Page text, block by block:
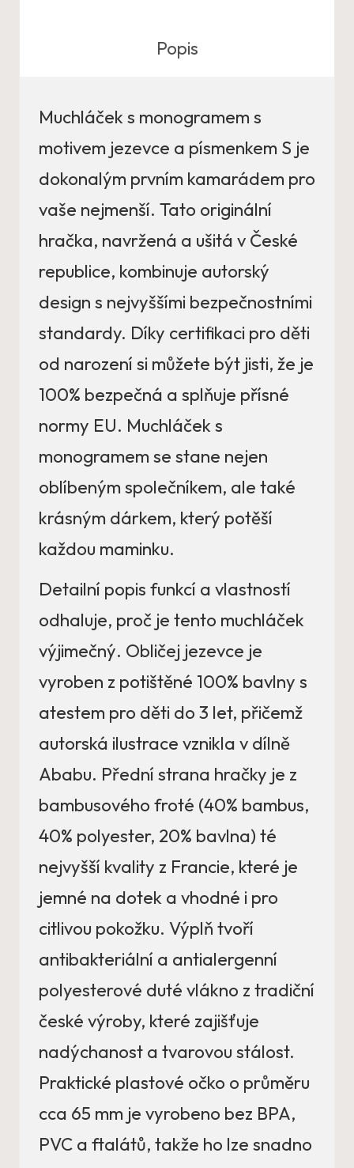
Popis
Muchláček s monogramem s
motivem jezevce a písmenkem S je
dokonalým prvním kamarádem pro
vaše nejmenší. Tato originální
hračka, navržená a ušitá v České
republice, kombinuje autorský
design s nejvyššími bezpečnostními
standardy. Díky certifikaci pro děti
od narození si můžete být jisti, že je
100% bezpečná a splňuje přísné
normy EU. Muchláček s
monogramem se stane nejen
oblíbeným společníkem, ale také
krásným dárkem, který potěší
každou maminku.
Detailní popis funkcí a vlastností
odhaluje, proč je tento muchláček
výjimečný. Obličej jezevce je
vyroben z potištěné 100% bavlny s
atestem pro děti do 3 let, přičemž
autorská ilustrace vznikla v dílně
Ababu. Přední strana hračky je z
bambusového froté (40% bambus,
40% polyester, 20% bavlna) té
nejvyšší kvality z Francie, které je
jemné na dotek a vhodné i pro
citlivou pokožku. Výplň tvoří
antibakteriální a antialergenní
polyesterové duté vlákno z tradiční
české výroby, které zajišťuje
nadýchanost a tvarovou stálost.
Praktické plastové očko o průměru
cca 65 mm je vyrobeno bez BPA,
PVC a ftalátů, takže ho lze snadno